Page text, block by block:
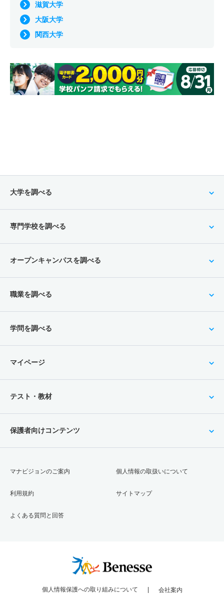
滋賀大学
大阪大学
関西大学
大学を調べる
専門学校を調べる
オープンキャンパスを調べる
職業を調べる
学問を調べる
マイページ
テスト・教材
保護者向けコンテンツ
マナビジョンのご案内
利用規約
よくある質問と回答
個人情報の取扱いについて
サイトマップ
個人情報保護への取り組みについて 会社案内